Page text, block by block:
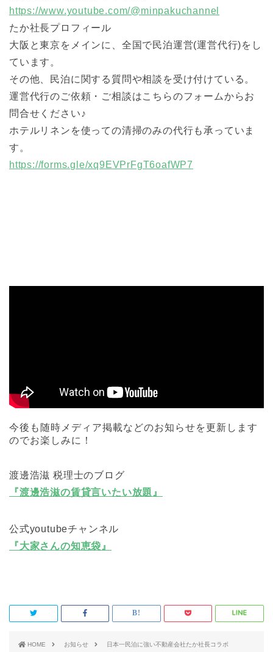
https://www.youtube.com/@minpakuchannel
たか社長プロフィール
大阪と東京をメインに、全国で民泊運営(運営代行)をし
ています。
その他、民泊に関する質問や相談を受け付けている。
運営代行のご依頼・ご相談はこちらのフォームからお
問合せください♪
ホテルリネンを使っての清掃のみの代行も承っていま
す。
https://forms.gle/xq9EVPrFgT6oafWP7
今後も随時メディア掲載などのお知らせを更新します
のでお楽しみに！
渡邊浩滋 税理士のブログ
『渡邊浩滋の賃貸言いたい放題』
公式youtubeチャンネル
『大家さんの知恵袋』
HOME お知らせ 日本一民泊に強い不動産会社たか社長コラボ